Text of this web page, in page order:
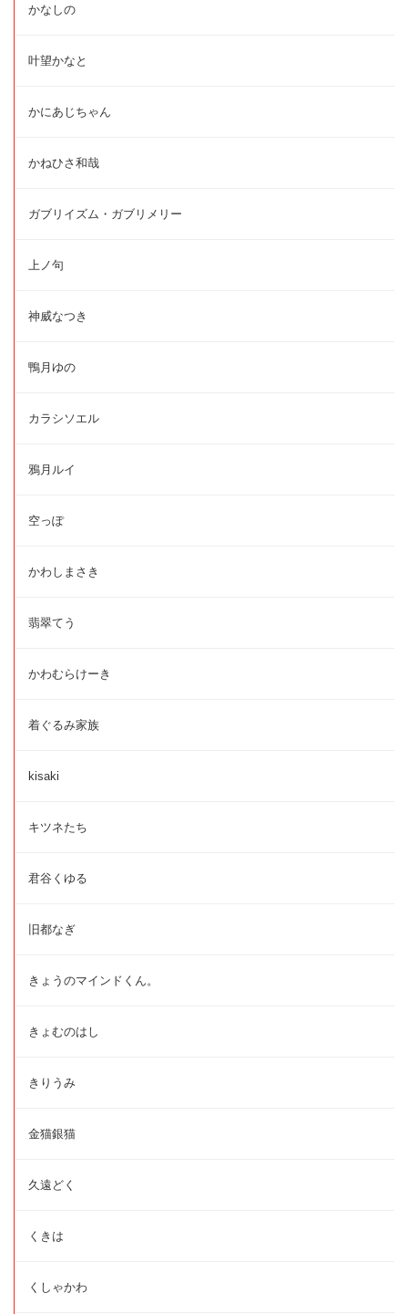
かなしの
叶望かなと
かにあじちゃん
かねひさ和哉
ガブリイズム・ガブリメリー
上ノ句
神威なつき
鴨月ゆの
カラシソエル
鴉月ルイ
空っぽ
かわしまさき
翡翠てう
かわむらけーき
着ぐるみ家族
kisaki
キツネたち
君谷くゆる
旧都なぎ
きょうのマインドくん。
きょむのはし
きりうみ
金猫銀猫
久遠どく
くきは
くしゃかわ